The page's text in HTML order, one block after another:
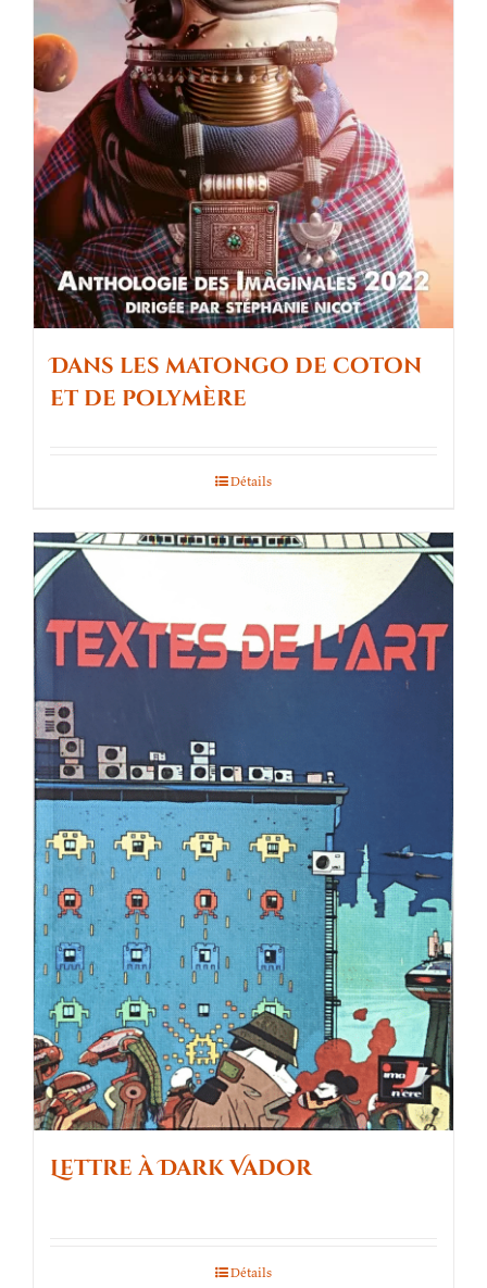
Dans les matongo de coton
et de polymère
Détails
Lettre à Dark Vador
Détails